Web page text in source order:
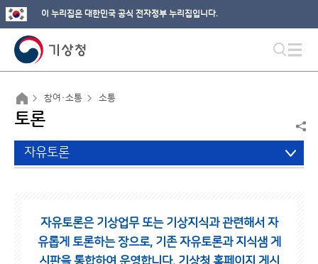
이 누리집은 대한민국 공식 전자정부 누리집입니다.
참여·소통 소통
토론
자유토론
자유토론은 기상업무 또는 기상지식과 관련해서 자
유롭게 토론하는 장으로, 기존 자유토론과 지식샘 게
시판을 통합하여 운영합니다. 기상청 홈페이지 게시